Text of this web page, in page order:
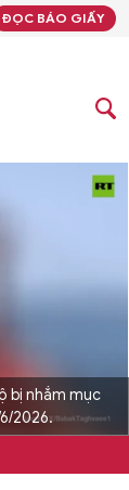
ĐỌC BÁO GIẤY
bị nhắm mục
2026.